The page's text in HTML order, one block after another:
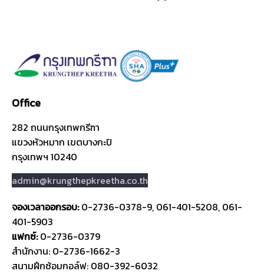
Office
282 ถนนกรุงเทพกรีฑา
แขวงหัวหมาก เขตบางกะปิ
กรุงเทพฯ 10240
admin@krungthepkreetha.co.th
จองเวลาออกรอบ:0-2736-0378-9, 061-401-5208, 061-
401-5903
แฟกซ์:0-2736-0379
สำนักงาน: 0-2736-1662-3
สนามฝึกซ้อมกอล์ฟ: 080-392-6032